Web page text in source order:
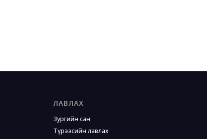
ЛАВЛАХ
Зургийн сан
Түрээсийн лавлах